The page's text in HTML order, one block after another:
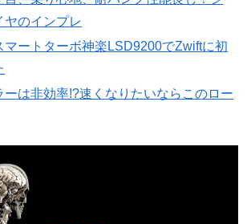
ヤのインプレ
マートターボ神楽LSD9200でZwiftに初
ーは非効率!?速くなりたいならこのロー